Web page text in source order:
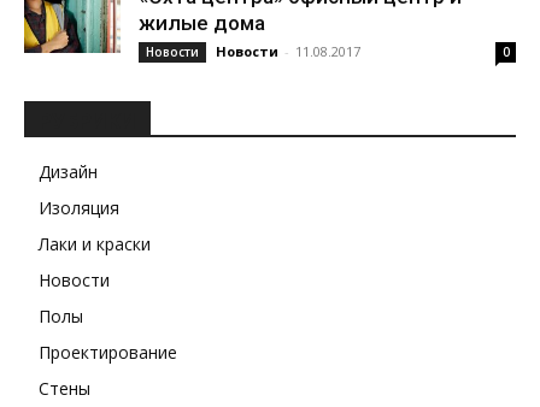
жилые дома
Новости Новости - 11.08.2017 0
Дизайн
Изоляция
Лаки и краски
Новости
Полы
Проектирование
Стены